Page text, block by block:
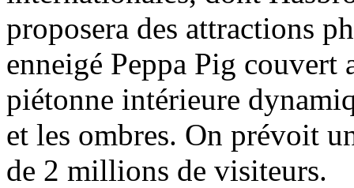
proposera des attractions
enneigé Peppa Pig couvert
piétonne intérieure
et les ombres. On prévoit
de 2 millions de visiteurs.